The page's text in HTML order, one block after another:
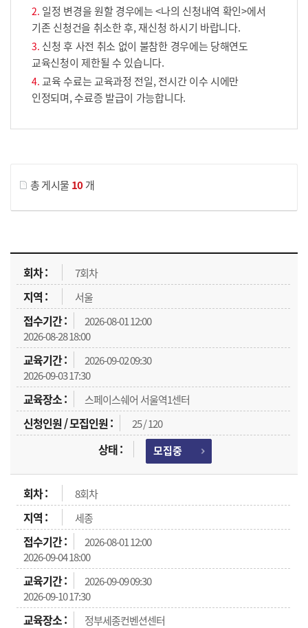
일정 변경을 원할 경우에는 <나의 신청내역 확인>에서
기존 신청건을 취소한 후, 재신청 하시기 바랍니다.
신청 후 사전 취소 없이 불참한 경우에는 당해연도
교육신청이 제한될 수 있습니다.
교육 수료는 교육과정 전일, 전시간 이수 시에만
인정되며, 수료증 발급이 가능합니다.
총 게시물 10개
교육신청 목록을 나타낸 표로 회차, 지역, 접수기간, 교육기간, 교육장소, 신청인원/모집인원, 상태로 나뉘어 설명합니다.
7회차
서울
2026-08-01 12:00
2026-08-28 18:00
2026-09-02 09:30
2026-09-03 17:30
스페이스쉐어 서울역1센터
25 / 120
모집중
8회차
세종
2026-08-01 12:00
2026-09-04 18:00
2026-09-09 09:30
2026-09-10 17:30
정부세종컨벤션센터